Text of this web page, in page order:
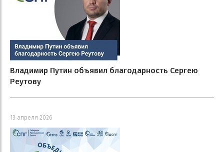
Владимир Путин объявил благодарность Сергею
Реутову
13 апреля 2026